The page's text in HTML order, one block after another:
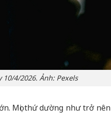
4/2026. Ảnh: Pexels
Mọi thứ dường như trở